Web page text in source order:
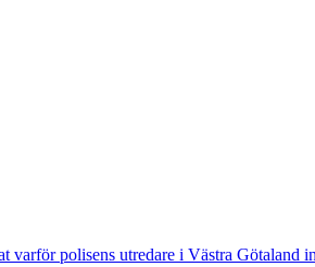
varför polisens utredare i Västra Götaland